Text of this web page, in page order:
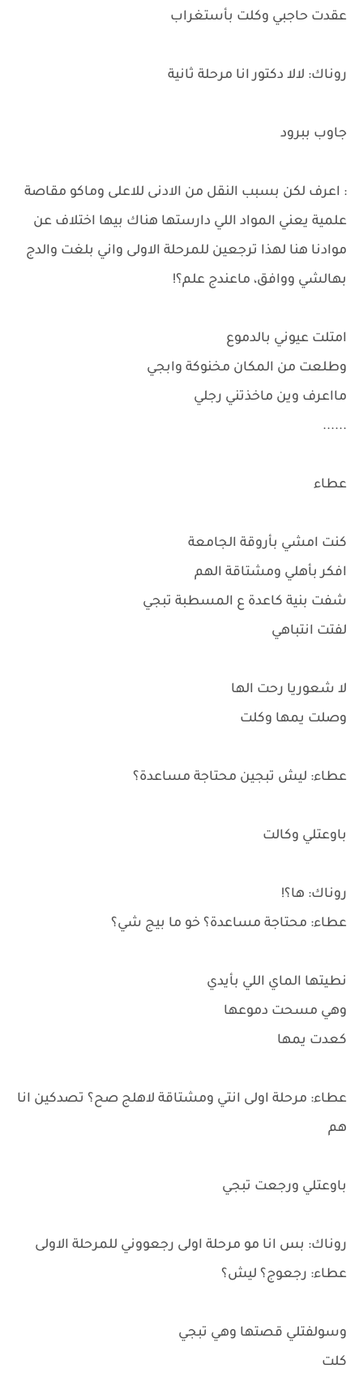
عقدت حاجبي وكلت بأستغراب
روناك: لالا دكتور انا مرحلة ثانية
جاوب ببرود
: اعرف لكن بسبب النقل من الادنى للاعلى وماكو مقاصة
علمية يعني المواد اللي دارستها هناك بيها اختلاف عن
موادنا هنا لهذا ترجعين للمرحلة الاولى واني بلغت والدج
بهالشي ووافق، ماعندج علم؟!
امتلت عيوني بالدموع
وطلعت من المكان مخنوكة وابجي
مااعرف وين ماخذتني رجلي
......
عطاء
كنت امشي بأروقة الجامعة
افكر بأهلي ومشتاقة الهم
شفت بنية كاعدة ع المسطبة تبجي
لفتت انتباهي
لا شعوريا رحت الها
وصلت يمها وكلت
عطاء: ليش تبجين محتاجة مساعدة؟
باوعتلي وكالت
روناك: ها؟!
عطاء: محتاجة مساعدة؟ خو ما بيج شي؟
نطيتها الماي اللي بأيدي
وهي مسحت دموعها
كعدت يمها
عطاء: مرحلة اولى انتي ومشتاقة لاهلج صح؟ تصدكين انا
هم
باوعتلي ورجعت تبجي
روناك: بس انا مو مرحلة اولى رجعووني للمرحلة الاولى
عطاء: رجعوج؟ ليش؟
وسولفتلي قصتها وهي تبجي
كلت